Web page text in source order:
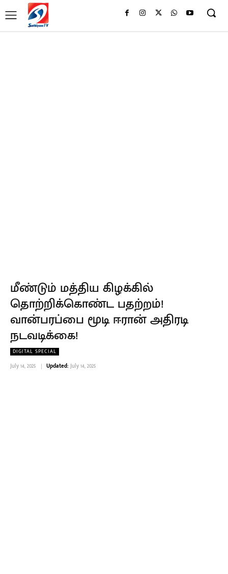
மீண்டும் மத்திய கிழக்கில்
தொற்றிக்கொண்ட பதற்றம்!
வான்பரப்பை மூடி ஈரான் அதிரடி
நடவடிக்கை!
DIGITAL SPECIAL
July 14, 2025 Updated: July 14, 2025